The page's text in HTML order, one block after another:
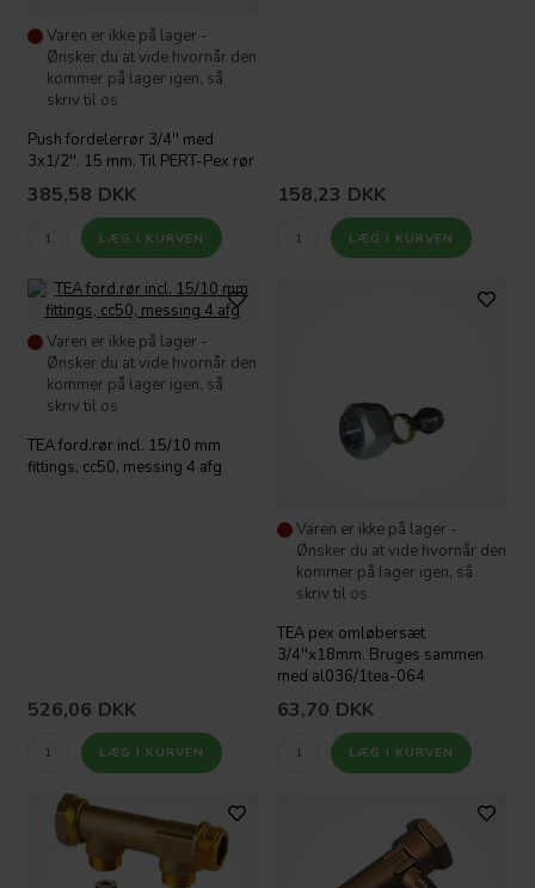
Varen er ikke på lager -
Ønsker du at vide hvornår den
kommer på lager igen, så
skriv til os
Push fordelerrør 3/4'' med
3x1/2''. 15 mm. Til PERT-Pex rør
385,58 DKK 158,23 DKK
Varen er ikke på lager -
Ønsker du at vide hvornår den
kommer på lager igen, så
skriv til os
TEA ford.rør incl. 15/10 mm
fittings, cc50, messing 4 afg
526,06 DKK
Varen er ikke på lager -
Ønsker du at vide hvornår den
kommer på lager igen, så
skriv til os
TEA pex omløbersæt
3/4''x18mm. Bruges sammen
med al036/1tea-064
63,70 DKK